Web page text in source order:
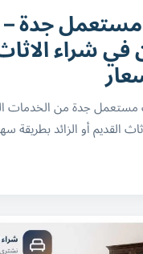
مستعمل جدة –
شراء
مستعمل جدة من الخدمات
القديم أو الزائد بطريقة